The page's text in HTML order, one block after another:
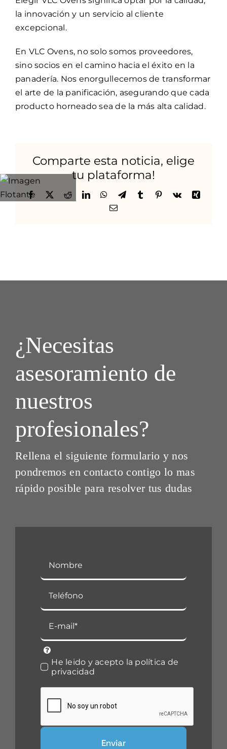
la innovación y un servicio al cliente
excepcional.
En VLC Ovens, no solo somos proveedores,
sino socios en el camino hacia el éxito en la
panadería. Nos enorgullecemos de transformar
el arte de la panificación, asegurando que cada
producto horneado sea de la más alta calidad.
Comparte esta noticia, elige
tu plataforma!
Facebook
TwitterRedditLinkedInWhatsApp
TelegramTumblr Pinterest
Vk
Xing
Correo
¿Necesitas
asesoramiento de
nuestros
profesionales?
Rellena el siguiente formulario y nos
pondremos en contacto contigo lo mas
rápido posible para resolver tus dudas
He leido y acepto la política de
privacidad
Enviar